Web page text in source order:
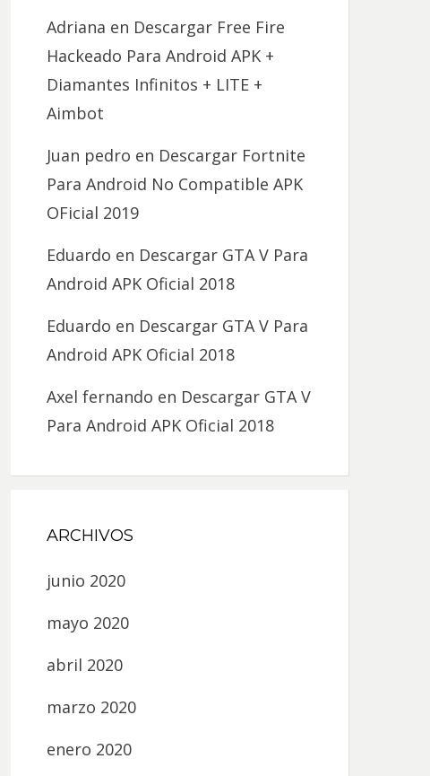
Adriana en Descargar Free Fire
Hackeado Para Android APK +
Diamantes Infinitos + LITE +
Aimbot
Juan pedro en Descargar Fortnite
Para Android No Compatible APK
OFicial 2019
Eduardo en Descargar GTA V Para
Android APK Oficial 2018
Eduardo en Descargar GTA V Para
Android APK Oficial 2018
Axel fernando en Descargar GTA V
Para Android APK Oficial 2018
ARCHIVOS
junio 2020
mayo 2020
abril 2020
marzo 2020
enero 2020